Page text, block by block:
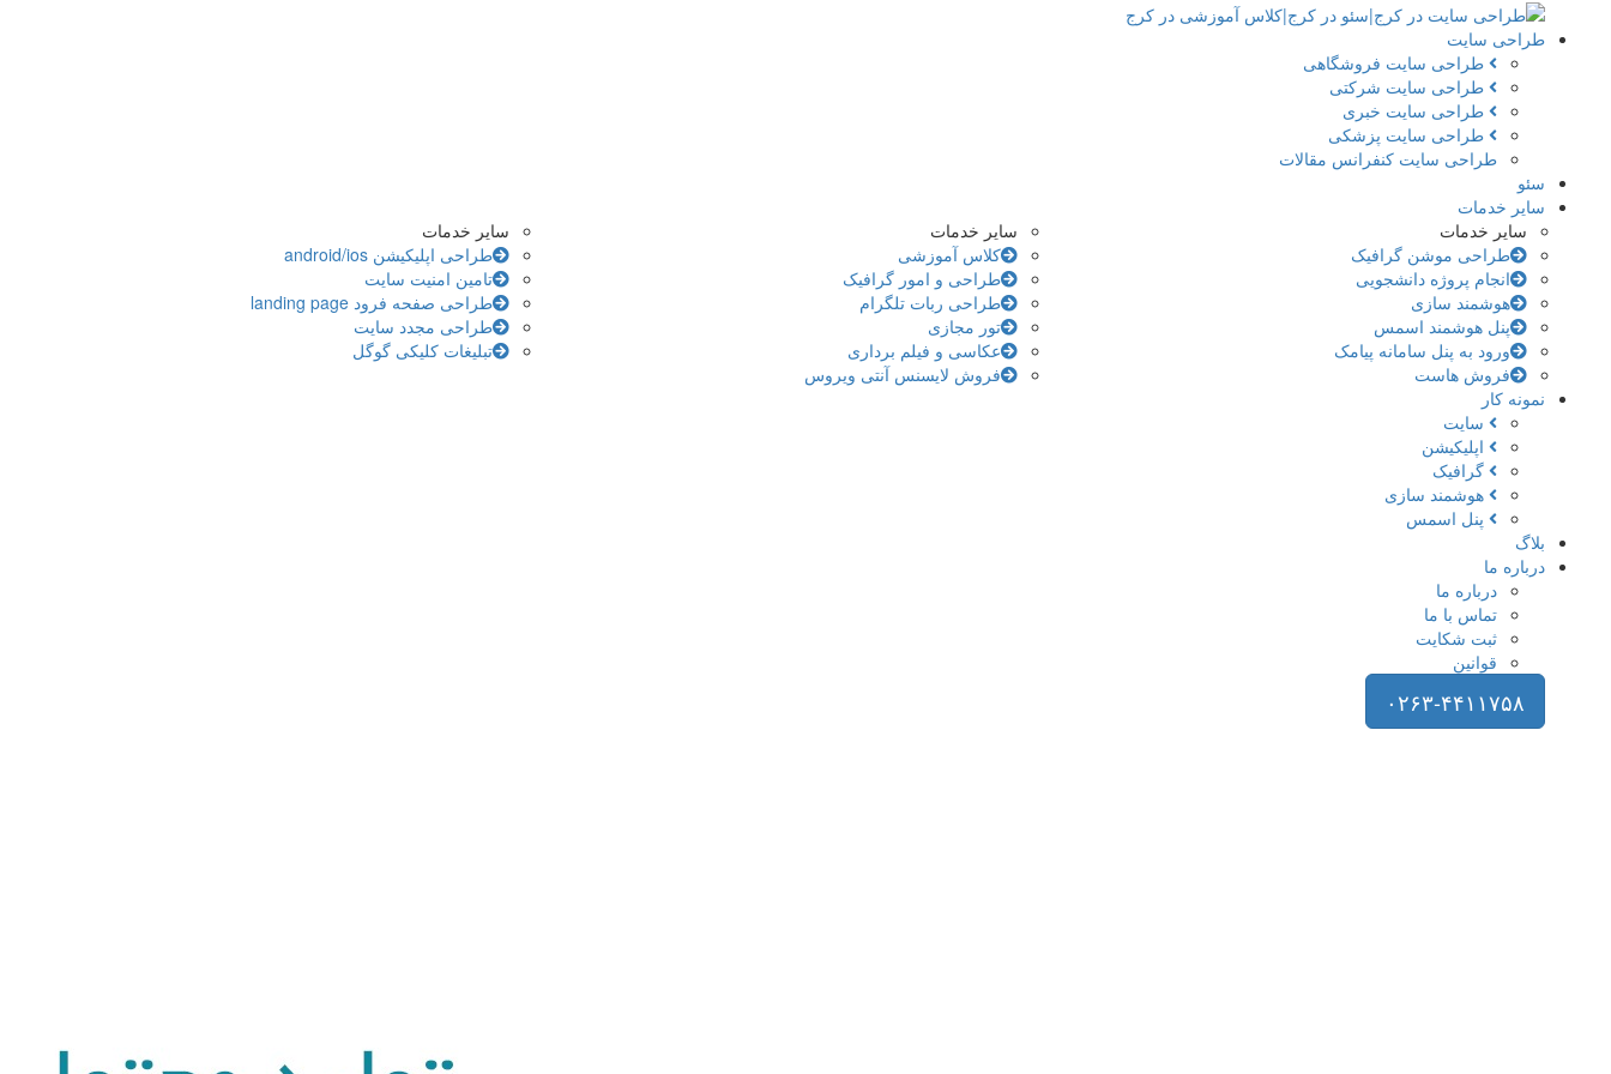
طراحی سایت
طراحی سایت فروشگاهی
طراحی سایت شرکتی
طراحی سایت خبری
طراحی سایت پزشکی
طراحی سایت کنفرانس مقالات
سئو
سایر خدمات
سایر خدمات
طراحی اپلیکیشن android/ios
تامین امنیت سایت
طراحی صفحه فرود landing page
طراحی مجدد سایت
تبلیغات کلیکی گوگل
سایر خدمات
کلاس آموزشی
طراحی و امور گرافیک
طراحی ربات تلگرام
تور مجازی
عکاسی و فیلم برداری
فروش لایسنس آنتی ویروس
سایر خدمات
طراحی موشن گرافیک
انجام پروژه دانشجویی
هوشمند سازی
پنل هوشمند اسمس
ورود به پنل سامانه پیامک
فروش هاست
نمونه کار
سایت
اپلیکیشن
گرافیک
هوشمند سازی
پنل اسمس
بلاگ
درباره ما
درباره ما
تماس با ما
ثبت شکایت
قوانین
۰۲۶۳-۴۴۱۱۷۵۸